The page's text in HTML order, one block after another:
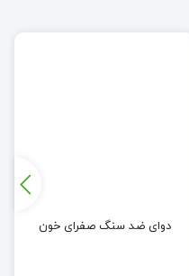
دوای ضد سنگ صفرای خون